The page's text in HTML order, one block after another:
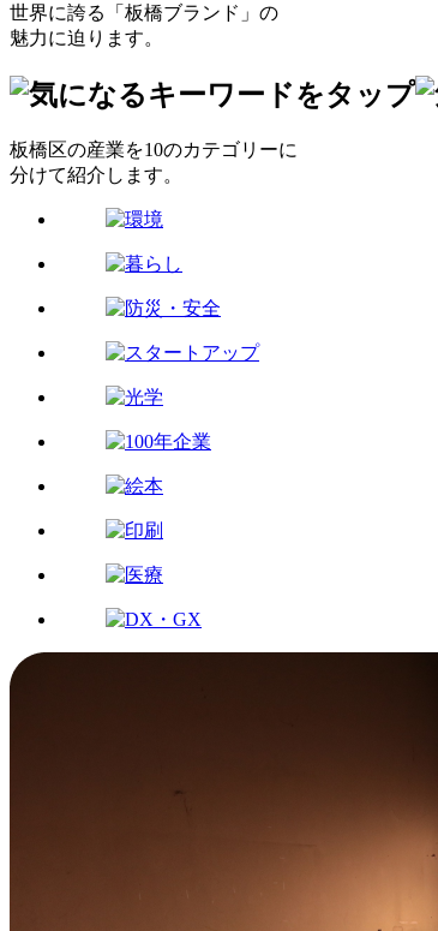
世界に誇る「板橋ブランド」の
魅力に迫ります。
板橋区の産業を10のカテゴリーに
分けて紹介します。